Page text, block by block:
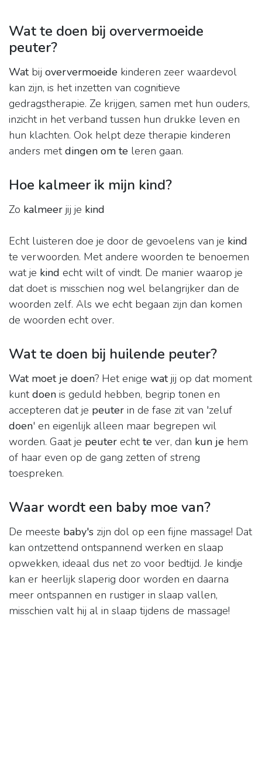
Wat te doen bij oververmoeide
peuter?
Watbij oververmoeide kinderen zeer waardevol
kan zijn, is het inzetten van cognitieve
gedragstherapie. Ze krijgen, samen met hun ouders,
inzicht in het verband tussen hun drukke leven en
hun klachten. Ook helpt deze therapie kinderen
anders metdingen om te leren gaan.
Hoe kalmeer ik mijn kind?
Zo kalmeer jij je kind
Echt luisteren doe je door de gevoelens van je kind
te verwoorden. Met andere woorden te benoemen
wat je kind echt wilt of vindt. De manier waarop je
dat doet is misschien nog wel belangrijker dan de
woorden zelf. Als we echt begaan zijn dan komen
de woorden echt over.
Wat te doen bij huilende peuter?
Wat moet je doen? Het enige watjij op dat moment
kuntdoen is geduld hebben, begrip tonen en
accepteren dat je peuter in de fase zit van 'zeluf
doen' en eigenlijk alleen maar begrepen wil
worden. Gaat je peuter echtte ver, dan kun je hem
of haar even op de gang zetten of streng
toespreken.
Waar wordt een baby moe van?
De meeste baby's zijn dol op een fijne massage! Dat
kan ontzettend ontspannend werken en slaap
opwekken, ideaal dus net zo voor bedtijd. Je kindje
kan er heerlijk slaperig door worden en daarna
meer ontspannen en rustiger in slaap vallen,
misschien valt hij al in slaap tijdens de massage!